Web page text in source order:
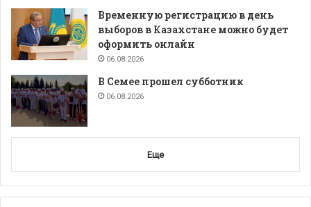
Временную регистрацию в день
выборов в Казахстане можно будет
оформить онлайн
06.08.2026
В Семее прошел субботник
06.08.2026
Еще